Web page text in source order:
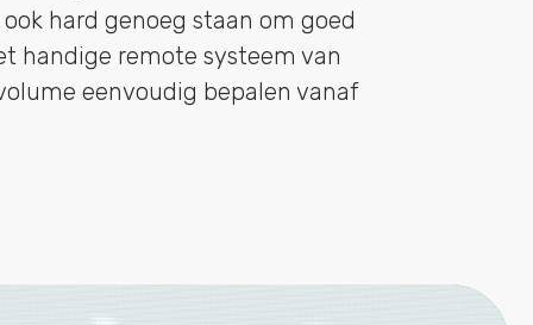
hard genoeg staan om goed
handige remote systeem van
eenvoudig bepalen vanaf